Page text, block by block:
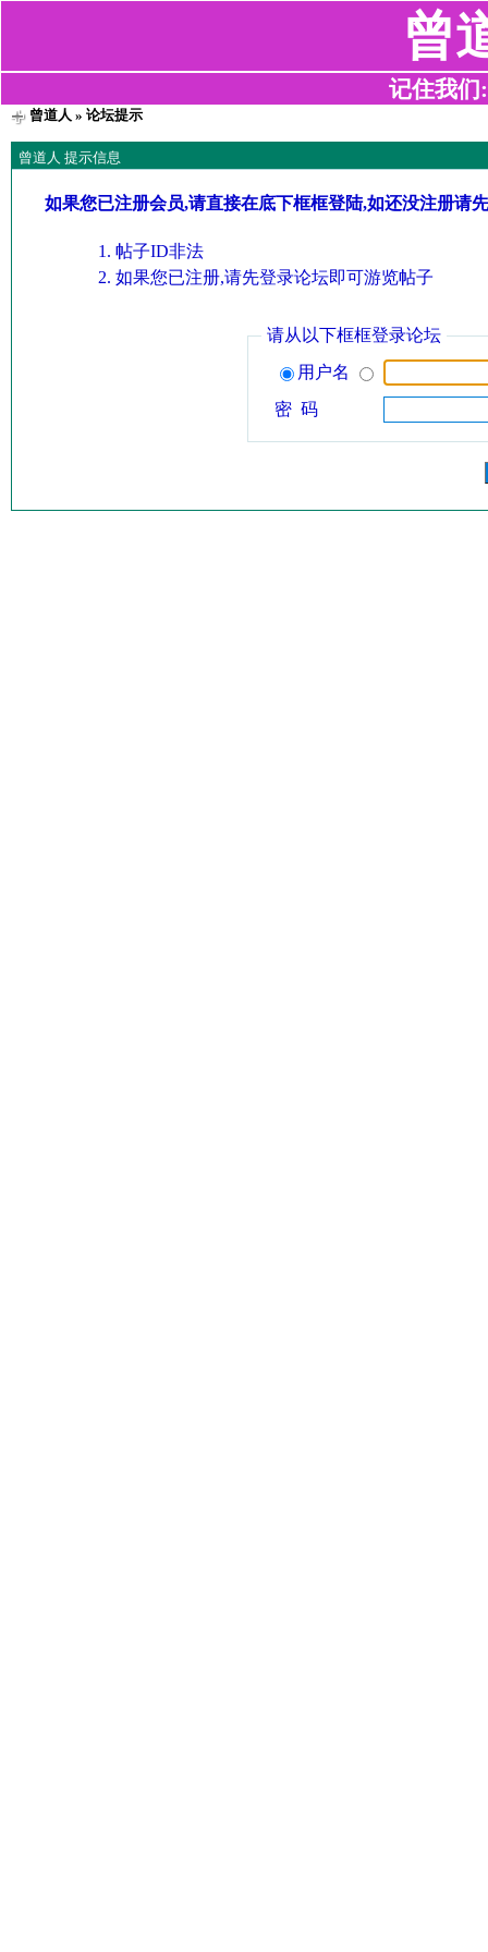
曾
记住我们
曾道人 » 论坛提示
曾道人 提示信息
如果您已注册会员,请直接在底下框框登陆,如还没注册请
帖子ID非法
如果您已注册,请先登录论坛即可游览帖子
请从以下框框登录论坛
用户名
密 码